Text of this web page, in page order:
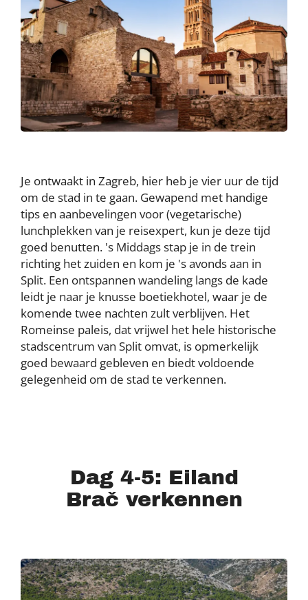
Je ontwaakt in Zagreb, hier heb je vier uur de tijd
om de stad in te gaan. Gewapend met handige
tips en aanbevelingen voor (vegetarische)
lunchplekken van je reisexpert, kun je deze tijd
goed benutten. 's Middags stap je in de trein
richting het zuiden en kom je 's avonds aan in
Split. Een ontspannen wandeling langs de kade
leidt je naar je knusse boetiekhotel, waar je de
komende twee nachten zult verblijven. Het
Romeinse paleis, dat vrijwel het hele historische
stadscentrum van Split omvat, is opmerkelijk
goed bewaard gebleven en biedt voldoende
gelegenheid om de stad te verkennen.
Dag 4-5: Eiland
Brač verkennen